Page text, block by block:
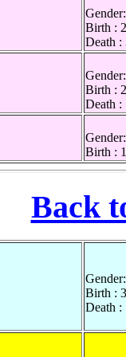
Birth :
Death :
Birth :
Death :
Birth :
Back
Birth :
Death :